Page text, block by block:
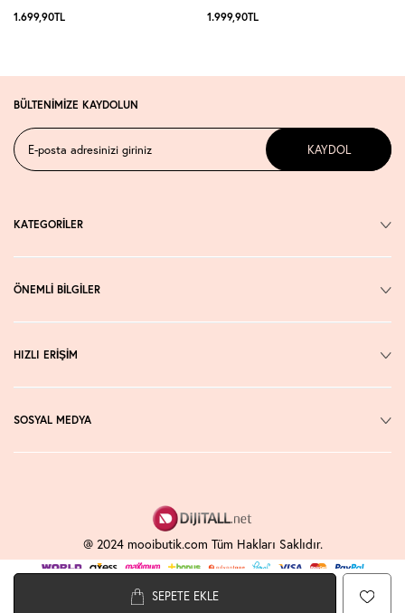
SEPETE EKLE
1.699,90TL 1.999,90TL
BÜLTENİMİZE KAYDOLUN
KAYDOL
KATEGORİLER
ÖNEMLİ BİLGİLER
HIZLI ERİŞİM
SOSYAL MEDYA
@ 2024 mooibutik.com Tüm Hakları Saklıdır.
-SoftE-Ticaret